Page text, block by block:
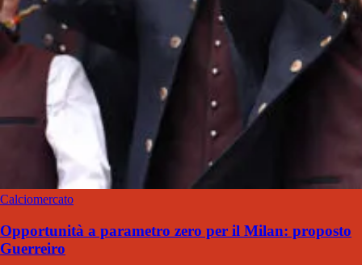
Calciomercato
Opportunità a parametro zero per il Milan: proposto
Guerreiro